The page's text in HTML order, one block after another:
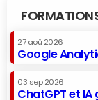
27 aoû 2026
Google
03 sep 2026
ChatGPT et